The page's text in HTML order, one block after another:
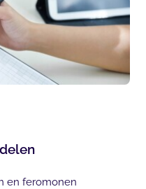
en feromonen